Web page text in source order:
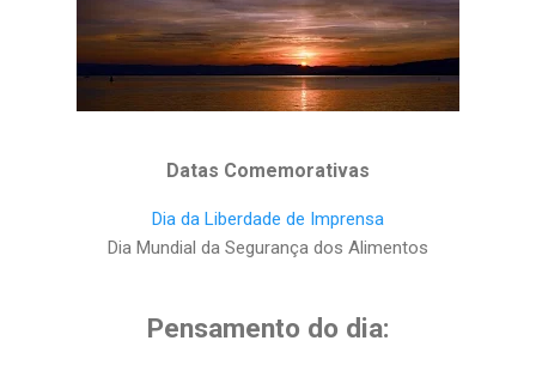
Datas Comemorativas
Dia da Liberdade de Imprensa
Dia Mundial da Segurança dos Alimentos
Pensamento do dia: